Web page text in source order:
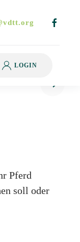
LOGIN
Pferd
soll oder